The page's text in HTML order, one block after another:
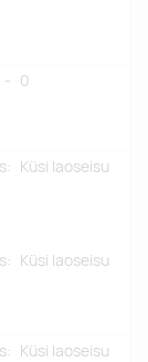
- 0
Küsi laoseisu
Küsi laoseisu
Küsi laoseisu